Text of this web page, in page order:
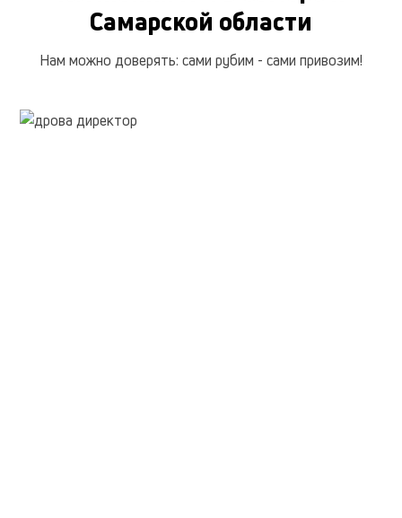
Самарской области
Нам можно доверять: сами рубим - сами привозим!